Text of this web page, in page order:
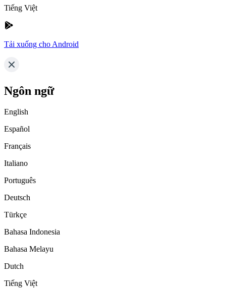
Tiếng Việt
Tải xuống cho Android
Ngôn ngữ
English
Español
Français
Italiano
Português
Deutsch
Türkçe
Bahasa Indonesia
Bahasa Melayu
Dutch
Tiếng Việt